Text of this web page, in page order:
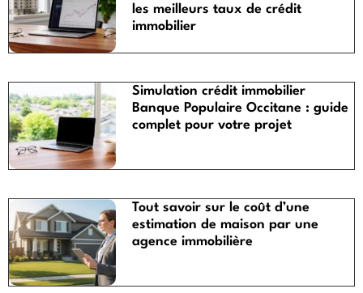
les meilleurs taux de crédit
immobilier
Simulation crédit immobilier
Banque Populaire Occitane : guide
complet pour votre projet
Tout savoir sur le coût d’une
estimation de maison par une
agence immobilière